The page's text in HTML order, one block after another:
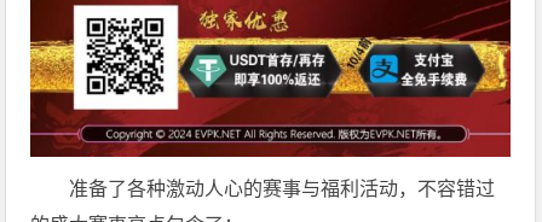
准备了各种激动人心的赛事与福利活动，不容错过